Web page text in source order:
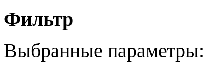
Фильтр
Выбранные параметры: